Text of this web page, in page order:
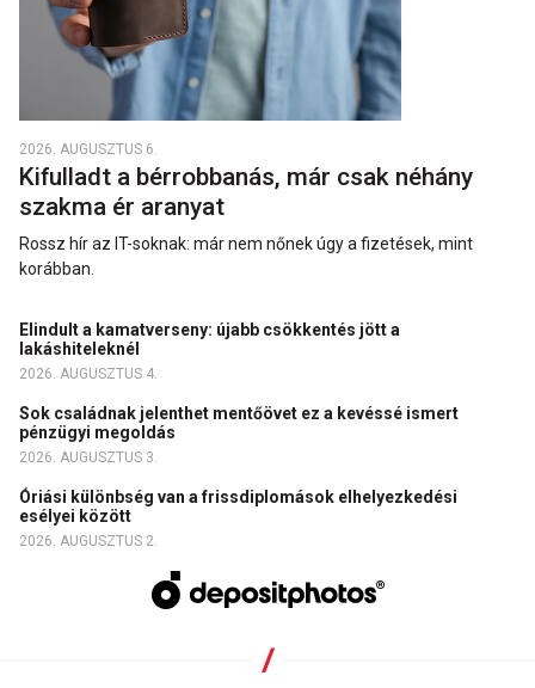
2026. AUGUSZTUS 6.
Kifulladt a bérrobbanás, már csak néhány
szakma ér aranyat
Rossz hír az IT-soknak: már nem nőnek úgy a fizetések, mint
korábban.
Elindult a kamatverseny: újabb csökkentés jött a
lakáshiteleknél
2026. AUGUSZTUS 4.
Sok családnak jelenthet mentőövet ez a kevéssé ismert
pénzügyi megoldás
2026. AUGUSZTUS 3.
Óriási különbség van a frissdiplomások elhelyezkedési
esélyei között
2026. AUGUSZTUS 2.